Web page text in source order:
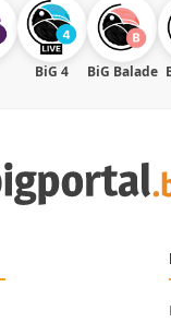
BiG 4 BiG Balade